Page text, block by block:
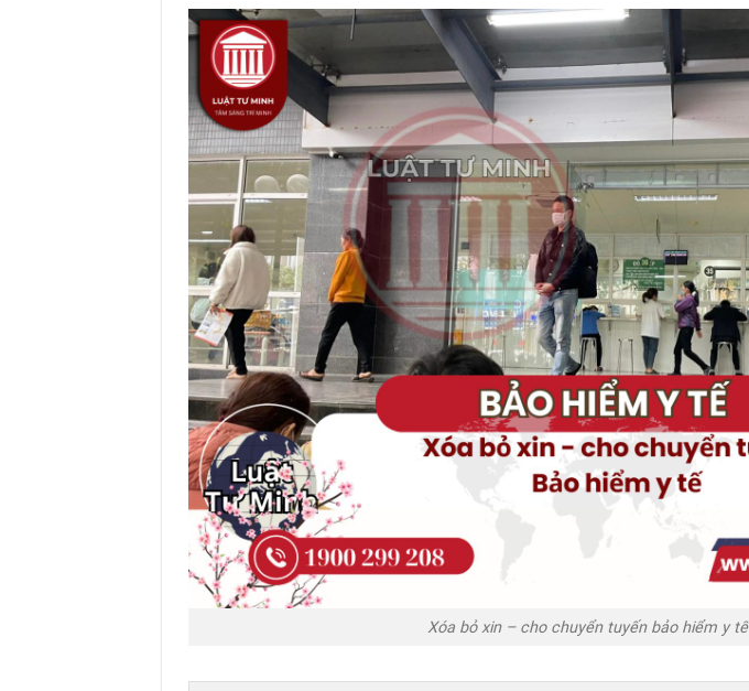
Xóa bỏ xin – cho chuyển tuyến bảo hiểm y tế